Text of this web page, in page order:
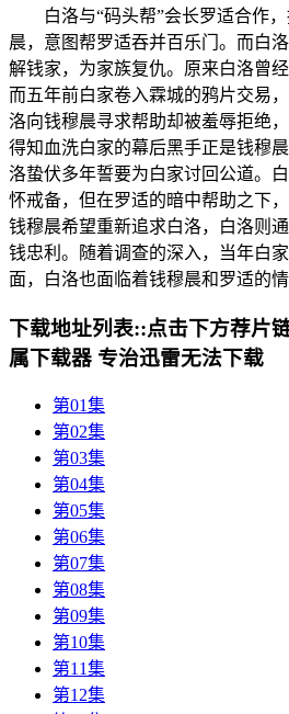
白洛与“码头帮”会长罗适合作，
晨，意图帮罗适吞并百乐门。而白
解钱家，为家族复仇。原来白洛曾
而五年前白家卷入霖城的鸦片交易
洛向钱穆晨寻求帮助却被羞辱拒绝
得知血洗白家的幕后黑手正是钱穆
洛蛰伏多年誓要为白家讨回公道。
怀戒备，但在罗适的暗中帮助之下
钱穆晨希望重新追求白洛，白洛则
钱忠利。随着调查的深入，当年白
面，白洛也面临着钱穆晨和罗适的
下载地址列表::点击下方荐片
属下载器 专治迅雷无法下载
第01集
第02集
第03集
第04集
第05集
第06集
第07集
第08集
第09集
第10集
第11集
第12集